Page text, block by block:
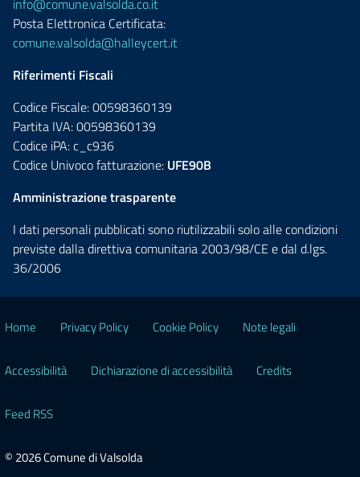
Posta Elettronica Certificata:
comune.valsolda@halleycert.it
Riferimenti Fiscali
Codice Fiscale: 00598360139
Partita IVA: 00598360139
Codice iPA: c_c936
Codice Univoco fatturazione: UFE90B
Amministrazione trasparente
I dati personali pubblicati sono riutilizzabili solo alle condizioni
previste dalla direttiva comunitaria 2003/98/CE e dal d.lgs.
36/2006
Home Privacy Policy Cookie Policy Note legali
Accessibilità Dichiarazione di accessibilità Credits
Feed RSS
© 2026 Comune di Valsolda